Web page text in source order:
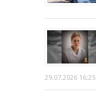
29.07.2026 16:25